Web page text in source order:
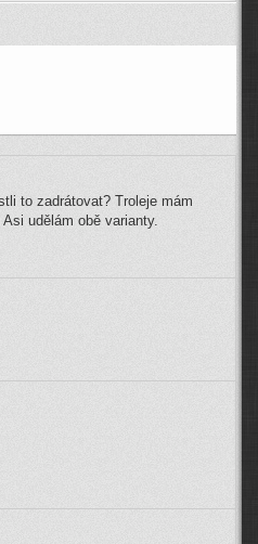
to zadrátovat? Troleje mám
udělám obě varianty.